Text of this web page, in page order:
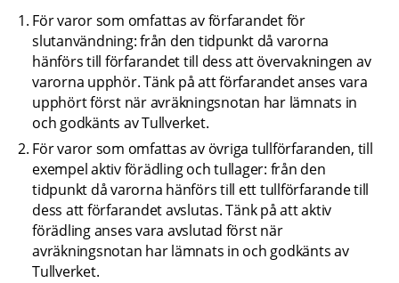
För varor som omfattas av förfarandet för
slutanvändning: från den tidpunkt då varorna
hänförs till förfarandet till dess att övervakningen av
varorna upphör. Tänk på att förfarandet anses vara
upphört först när avräkningsnotan har lämnats in
och godkänts av Tullverket.
För varor som omfattas av övriga tullförfaranden, till
exempel aktiv förädling och tullager: från den
tidpunkt då varorna hänförs till ett tullförfarande till
dess att förfarandet avslutas. Tänk på att aktiv
förädling anses vara avslutad först när
avräkningsnotan har lämnats in och godkänts av
Tullverket.